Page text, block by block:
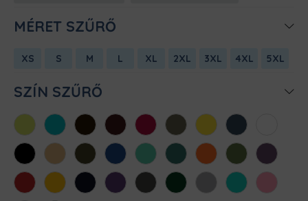
MÉRET SZŰRŐ
XS S M L XL 2XL 3XL 4XL 5XL
SZÍN SZŰRŐ
AlmazöldAtollkékBarnaBordóChili Cink Citromsárga
Denim
FeketeHomokKhaki KirálykékMentaMéregzöld
NarancsOliva Padlizsán
Piros SárgaSötétkékSötétlilaSötétszürke
SötétzöldSportszürke
Türkiz
Világos
rózsaszín